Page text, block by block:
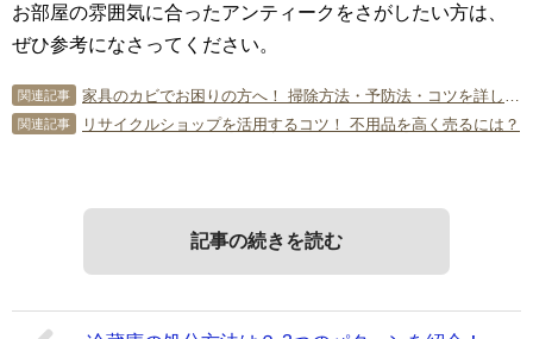
お部屋の雰囲気に合ったアンティークをさがしたい方は、
ぜひ参考になさってください。
関連記事
関連記事 リサイクルショップを活用するコツ！ 不用品を高く売るには？
記事の続きを読む